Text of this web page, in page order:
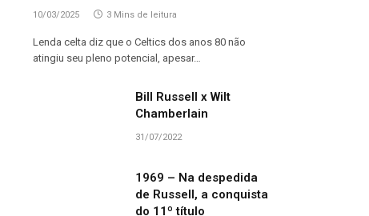
10/03/2025 3 Mins de leitura
Lenda celta diz que o Celtics dos anos 80 não
atingiu seu pleno potencial, apesar…
Bill Russell x Wilt
Chamberlain
31/07/2022
1969 – Na despedida
de Russell, a conquista
do 11º título